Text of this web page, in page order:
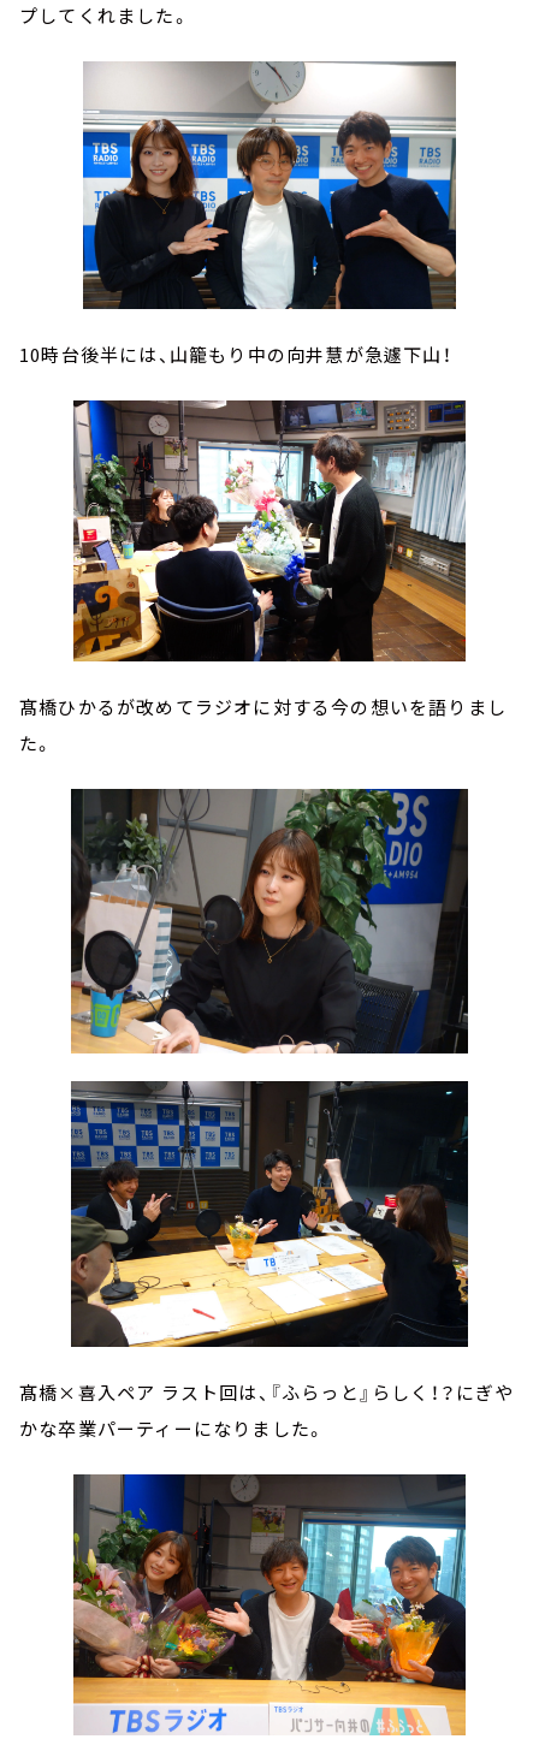
プしてくれました。
10時台後半には、山籠もり中の向井慧が急遽下山！
髙橋ひかるが改めてラジオに対する今の想いを語りまし
た。
髙橋×喜入ペア ラスト回は、『ふらっと』らしく！？にぎや
かな卒業パーティーになりました。